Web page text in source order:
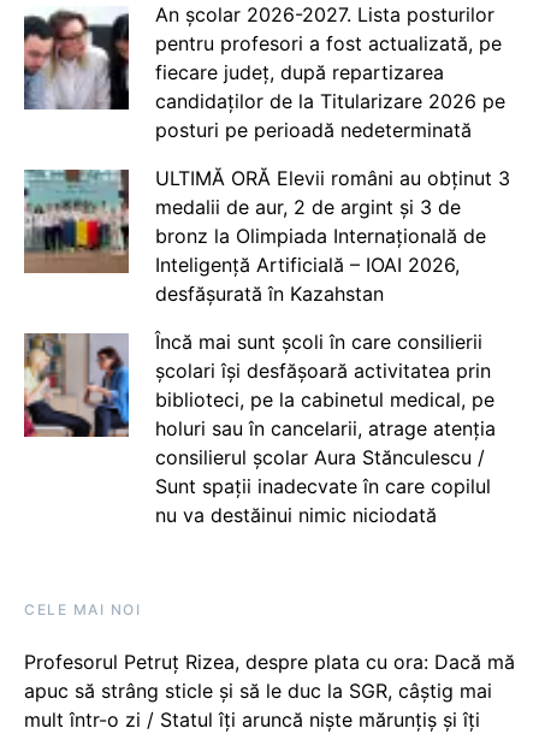
An școlar 2026-2027. Lista posturilor
pentru profesori a fost actualizată, pe
fiecare județ, după repartizarea
candidaților de la Titularizare 2026 pe
posturi pe perioadă nedeterminată
ULTIMĂ ORĂ Elevii români au obținut 3
medalii de aur, 2 de argint și 3 de
bronz la Olimpiada Internațională de
Inteligență Artificială – IOAI 2026,
desfășurată în Kazahstan
Încă mai sunt școli în care consilierii
școlari își desfășoară activitatea prin
biblioteci, pe la cabinetul medical, pe
holuri sau în cancelarii, atrage atenția
consilierul școlar Aura Stănculescu /
Sunt spații inadecvate în care copilul
nu va destăinui nimic niciodată
CELE MAI NOI
Profesorul Petruț Rizea, despre plata cu ora: Dacă mă
apuc să strâng sticle și să le duc la SGR, câștig mai
mult într-o zi / Statul îți aruncă niște mărunțiș și îți